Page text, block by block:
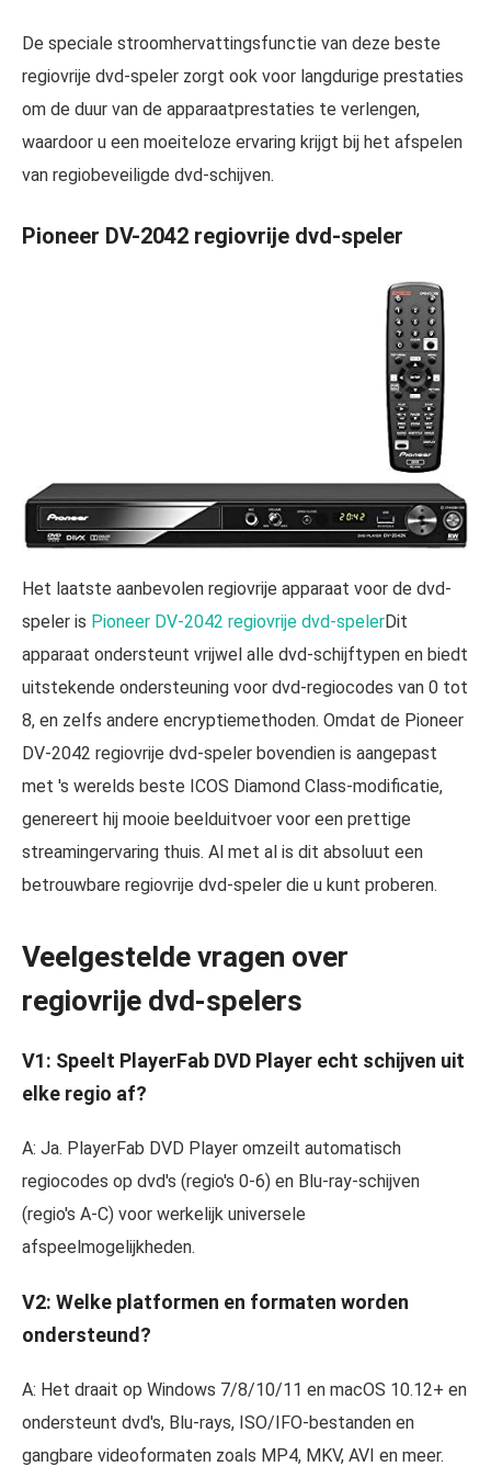
De speciale stroomhervattingsfunctie van deze beste
regiovrije dvd-speler zorgt ook voor langdurige prestaties
om de duur van de apparaatprestaties te verlengen,
waardoor u een moeiteloze ervaring krijgt bij het afspelen
van regiobeveiligde dvd-schijven.
Pioneer DV-2042 regiovrije dvd-speler
Het laatste aanbevolen regiovrije apparaat voor de dvd-
speler is Pioneer DV-2042 regiovrije dvd-spelerDit
apparaat ondersteunt vrijwel alle dvd-schijftypen en biedt
uitstekende ondersteuning voor dvd-regiocodes van 0 tot
8, en zelfs andere encryptiemethoden. Omdat de Pioneer
DV-2042 regiovrije dvd-speler bovendien is aangepast
met 's werelds beste ICOS Diamond Class-modificatie,
genereert hij mooie beelduitvoer voor een prettige
streamingervaring thuis. Al met al is dit absoluut een
betrouwbare regiovrije dvd-speler die u kunt proberen.
Veelgestelde vragen over
regiovrije dvd-spelers
V1: Speelt PlayerFab DVD Player echt schijven uit
elke regio af?
A: Ja. PlayerFab DVD Player omzeilt automatisch
regiocodes op dvd's (regio's 0-6) en Blu-ray-schijven
(regio's A-C) voor werkelijk universele
afspeelmogelijkheden.
V2: Welke platformen en formaten worden
ondersteund?
A: Het draait op Windows 7/8/10/11 en macOS 10.12+ en
ondersteunt dvd's, Blu-rays, ISO/IFO-bestanden en
gangbare videoformaten zoals MP4, MKV, AVI en meer.